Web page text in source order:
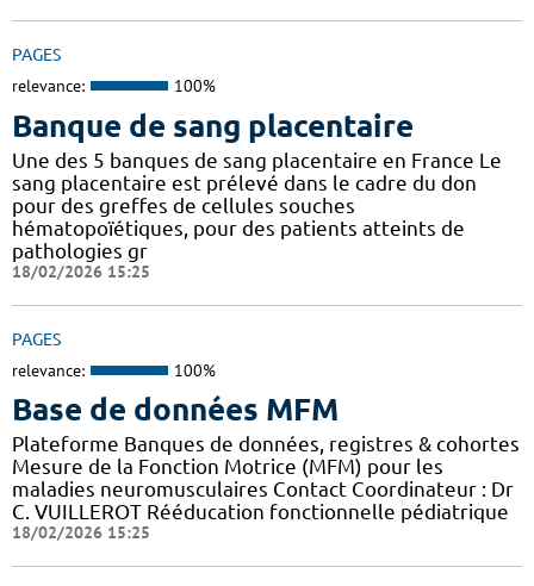
PAGES
relevance: 100%
Banque de sang placentaire
Une des 5 banques de sang placentaire en France Le
sang placentaire est prélevé dans le cadre du don
pour des greffes de cellules souches
hématopoïétiques, pour des patients atteints de
pathologies gr
18/02/2026 15:25
PAGES
relevance: 100%
Base de données MFM
Plateforme Banques de données, registres & cohortes
Mesure de la Fonction Motrice (MFM) pour les
maladies neuromusculaires Contact Coordinateur : Dr
C. VUILLEROT Rééducation fonctionnelle pédiatrique
18/02/2026 15:25